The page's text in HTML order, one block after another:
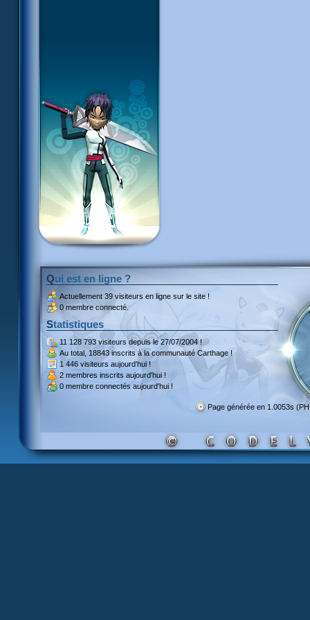
Qui est en ligne ?
Actuellement 39 visiteurs en ligne sur le site !
0 membre connecté.
Statistiques
11 128 793 visiteursdepuis le 27/07/2004 !
Au total, 18843 inscritsà la communauté Carthage !
1 446 visiteurs aujourd'hui !
2 membres inscrits aujourd'hui !
0 membre connectés aujourd'hui !
Page générée en 1.0053s